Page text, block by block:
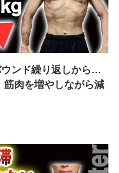
ウンド繰り返しから…
肉を増やしながら減